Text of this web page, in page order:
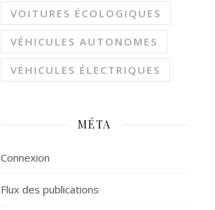
VOITURES ÉCOLOGIQUES
VÉHICULES AUTONOMES
VÉHICULES ÉLECTRIQUES
MÉTA
Connexion
Flux des publications